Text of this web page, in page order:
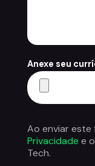
Anexe seu
Ao enviar este
Privacidade e
Tech.